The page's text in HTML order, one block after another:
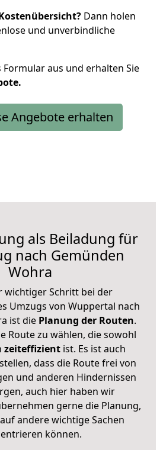
Dann holen
und unverbindliche
Formular aus und erhalten Sie
Angebote erhalten
als Beiladung für
nach Gemünden
Wohra
wichtiger Schritt bei der
Umzugs von Wuppertal nach
ist die Planung der Routen.
Route zu wählen, die sowohl
zeiteffizientist. Es ist auch
dass die Route frei von
und anderen Hindernissen
auch hier haben wir
gerne die Planung,
andere wichtige Sachen
können.